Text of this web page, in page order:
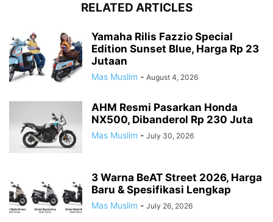
RELATED ARTICLES
Yamaha Rilis Fazzio Special
Edition Sunset Blue, Harga Rp 23
Jutaan
Mas Muslim - August 4, 2026
AHM Resmi Pasarkan Honda
NX500, Dibanderol Rp 230 Juta
Mas Muslim - July 30, 2026
3 Warna BeAT Street 2026, Harga
Baru & Spesifikasi Lengkap
Mas Muslim - July 26, 2026